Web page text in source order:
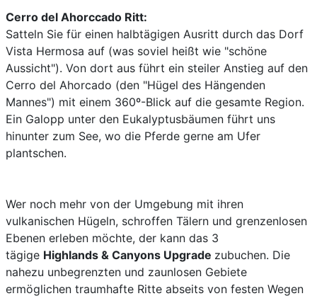
Cerro del Ahorccado Ritt:
Satteln Sie für einen halbtägigen Ausritt durch das Dorf
Vista Hermosa auf (was soviel heißt wie "schöne
Aussicht"). Von dort aus führt ein steiler Anstieg auf den
Cerro del Ahorcado (den "Hügel des Hängenden
Mannes") mit einem 360º-Blick auf die gesamte Region.
Ein Galopp unter den Eukalyptusbäumen führt uns
hinunter zum See, wo die Pferde gerne am Ufer
plantschen.
Wer noch mehr von der Umgebung mit ihren
vulkanischen Hügeln, schroffen Tälern und grenzenlosen
Ebenen erleben möchte, der kann das 3
tägige Highlands & Canyons Upgrade zubuchen. Die
nahezu unbegrenzten und zaunlosen Gebiete
ermöglichen traumhafte Ritte abseits von festen Wegen